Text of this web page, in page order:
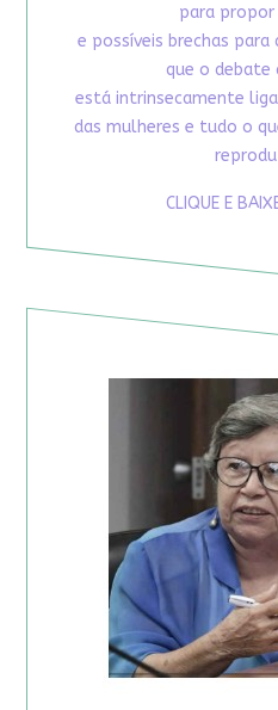
para
e possíveis brechas
que o debate
está intrinsecamente
das mulheres e tudo o
CLIQUE E